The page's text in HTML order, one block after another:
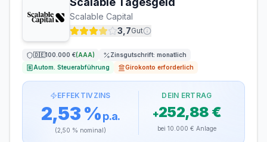
MINDESTEINLAGE
1 €
MAXIMALEINLAGE
ZINSGUTSCHRIFT
Scalable Capital
3,7Gut
🇩🇪100.000 €(AAA) Zinsgutschrift: monatlich
Autom. Steuerabführung
Girokonto erforderlich
EFFEKTIVZINS
2,53 %p.a.
(2,50 % nominal)
DEIN ERTRAG
+252,88 €
bei 10.000 € Anlage